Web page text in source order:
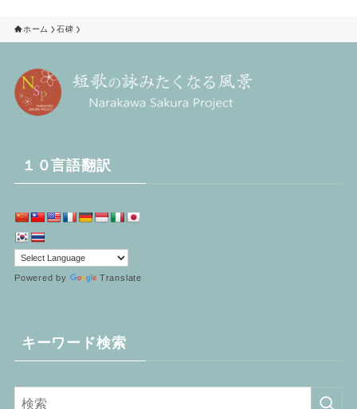
ホーム 石碑
１０言語翻訳
Powered by Translate
キーワード検索